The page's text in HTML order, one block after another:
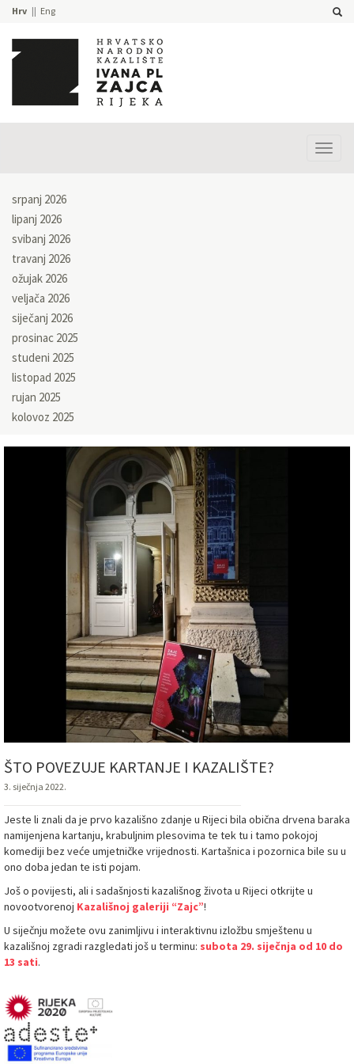
Hrv Eng
srpanj 2026
lipanj 2026
svibanj 2026
travanj 2026
ožujak 2026
veljača 2026
siječanj 2026
prosinac 2025
studeni 2025
listopad 2025
rujan 2025
kolovoz 2025
ŠTO POVEZUJE KARTANJE I KAZALIŠTE?
3. siječnja 2022.
Jeste li znali da je prvo kazališno zdanje u Rijeci bila obična drvena baraka
namijenjena kartanju, krabuljnim plesovima te tek tu i tamo pokojoj
komediji bez veće umjetničke vrijednosti. Kartašnica i pozornica bile su u
ono doba jedan te isti pojam.
Još o povijesti, ali i sadašnjosti kazališnog života u Rijeci otkrijte u
novootvorenoj Kazališnoj galeriji “Zajc”!
U siječnju možete ovu zanimljivu i interaktivnu izložbu smještenu u
kazališnoj zgradi razgledati još u terminu: subota 29. siječnja od 10 do
13 sati.